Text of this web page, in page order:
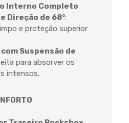
Interno Completo
Direção de 68°:
e proteção superior
Suspensão de
para absorver os
intensos.